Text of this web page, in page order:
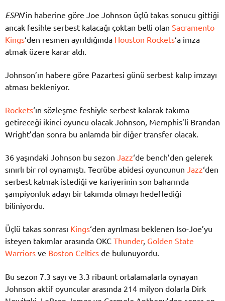
ESPN‘in haberine göre Joe Johnson üçlü takas sonucu gittiği
ancak fesihle serbest kalacağı çoktan belli olan Sacramento
Kings‘den resmen ayrıldığında Houston Rockets‘a imza
atmak üzere karar aldı.
Johnson’ın habere göre Pazartesi günü serbest kalıp imzayı
atması bekleniyor.
Rockets‘ın sözleşme feshiyle serbest kalarak takıma
getireceği ikinci oyuncu olacak Johnson, Memphis’li Brandan
Wright’dan sonra bu anlamda bir diğer transfer olacak.
36 yaşındaki Johnson bu sezon Jazz‘de bench’den gelerek
sınırlı bir rol oynamıştı. Tecrübe abidesi oyuncunun Jazz‘den
serbest kalmak istediği ve kariyerinin son baharında
şampiyonluk adayı bir takımda olmayı hedeflediği
biliniyordu.
Üçlü takas sonrası Kings‘den ayrılması beklenen Iso-Joe’yu
isteyen takımlar arasında OKC Thunder, Golden State
Warriors ve Boston Celtics de bulunuyordu.
Bu sezon 7.3 sayı ve 3.3 ribaunt ortalamalarla oynayan
Johnson aktif oyuncular arasında 214 milyon dolarla Dirk